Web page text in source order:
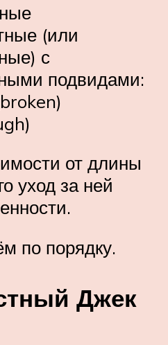
(или
с
подвидами:
от длины
уход за ней
по порядку.
Джек